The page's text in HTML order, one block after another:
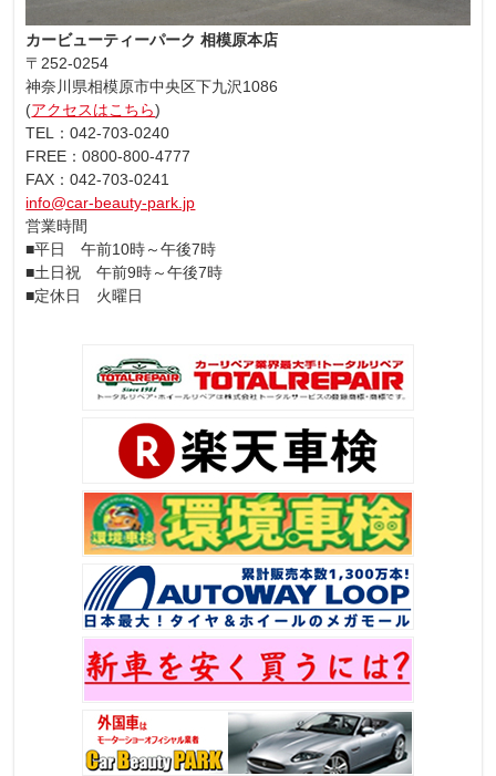
カービューティーパーク 相模原本店
〒252-0254
神奈川県相模原市中央区下九沢1086
(アクセスはこちら)
TEL：042-703-0240
FREE：0800-800-4777
FAX：042-703-0241
info@car-beauty-park.jp
営業時間
■平日 午前10時～午後7時
■土日祝 午前9時～午後7時
■定休日 火曜日